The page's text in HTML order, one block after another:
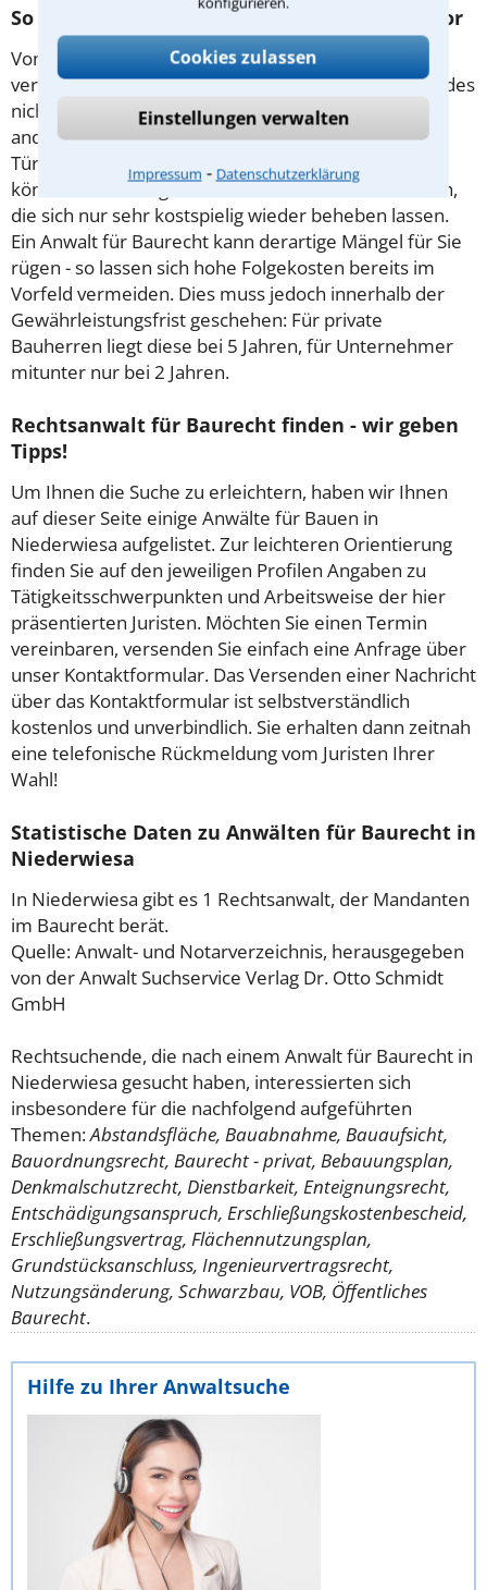
Cookies zulassen
Einstellungen verwalten
Impressum ⁃ Datenschutzerklärung
So gehen Sie am besten gegen Baumängel vor
Von einem Baumangel spricht man, wenn die
vertraglich vereinbarte Beschaffenheit eines Gebäudes
nicht vollständig besteht. Hierunter fällt unter
anderem der fehlerhafte Einbau von Fenstern und
Türen oder ein unsauber verarbeitetes Dach. Diese
können sich zu regelrechten Bauschäden entwickeln,
die sich nur sehr kostspielig wieder beheben lassen.
Ein Anwalt für Baurecht kann derartige Mängel für Sie
rügen - so lassen sich hohe Folgekosten bereits im
Vorfeld vermeiden. Dies muss jedoch innerhalb der
Gewährleistungsfrist geschehen: Für private
Bauherren liegt diese bei 5 Jahren, für Unternehmer
mitunter nur bei 2 Jahren.
Rechtsanwalt für Baurecht finden - wir geben
Tipps!
Um Ihnen die Suche zu erleichtern, haben wir Ihnen
auf dieser Seite einige Anwälte für Bauen in
Niederwiesa aufgelistet. Zur leichteren Orientierung
finden Sie auf den jeweiligen Profilen Angaben zu
Tätigkeitsschwerpunkten und Arbeitsweise der hier
präsentierten Juristen. Möchten Sie einen Termin
vereinbaren, versenden Sie einfach eine Anfrage über
unser Kontaktformular. Das Versenden einer Nachricht
über das Kontaktformular ist selbstverständlich
kostenlos und unverbindlich. Sie erhalten dann zeitnah
eine telefonische Rückmeldung vom Juristen Ihrer
Wahl!
Statistische Daten zu Anwälten für Baurecht in
Niederwiesa
In Niederwiesa gibt es 1 Rechtsanwalt, der Mandanten
im Baurecht berät.
Quelle: Anwalt- und Notarverzeichnis, herausgegeben
von der Anwalt Suchservice Verlag Dr. Otto Schmidt
GmbH
Rechtsuchende, die nach einem Anwalt für Baurecht in
Niederwiesa gesucht haben, interessierten sich
insbesondere für die nachfolgend aufgeführten
Themen:Abstandsfläche, Bauabnahme, Bauaufsicht,
Bauordnungsrecht, Baurecht - privat, Bebauungsplan,
Denkmalschutzrecht, Dienstbarkeit, Enteignungsrecht,
Entschädigungsanspruch, Erschließungskostenbescheid,
Erschließungsvertrag, Flächennutzungsplan,
Grundstücksanschluss, Ingenieurvertragsrecht,
Nutzungsänderung, Schwarzbau, VOB, Öffentliches
Baurecht.
Hilfe zu Ihrer Anwaltsuche